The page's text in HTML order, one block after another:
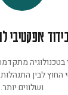
אפקטיבי
החוץ לבין
ושלווים יותר.